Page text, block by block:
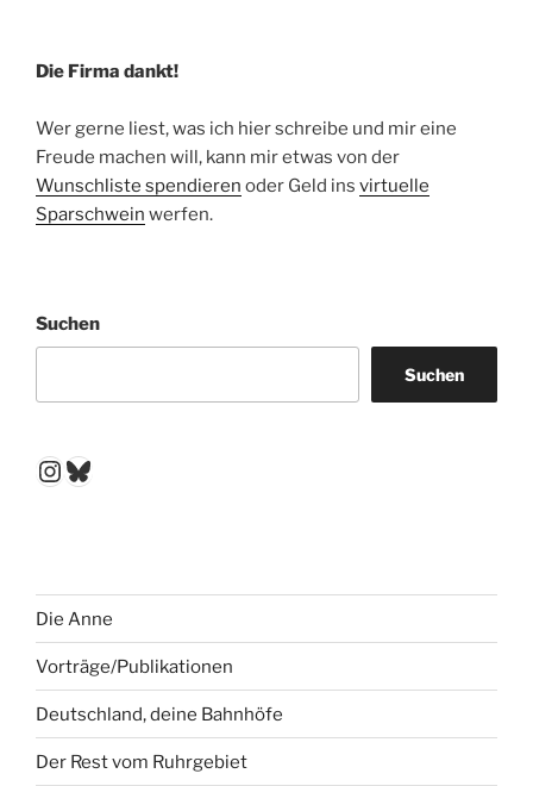
Die Firma dankt!
Wer gerne liest, was ich hier schreibe und mir eine
Freude machen will, kann mir etwas von der
Wunschliste spendieren oder Geld ins virtuelle
Sparschwein werfen.
Suchen
Suchen
Instagram
Bluesky
Die Anne
Vorträge/Publikationen
Deutschland, deine Bahnhöfe
Der Rest vom Ruhrgebiet